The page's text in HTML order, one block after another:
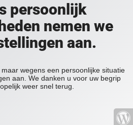
persoonlijk
nemen we
aan.
wegens een persoonlijke situatie
aan. We danken u voor uw begrip
weer snel terug.